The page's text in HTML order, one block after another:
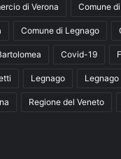
di Verona Comune
Comune di Legnago
Covid-19
Legnago Legnago
Regione del Veneto